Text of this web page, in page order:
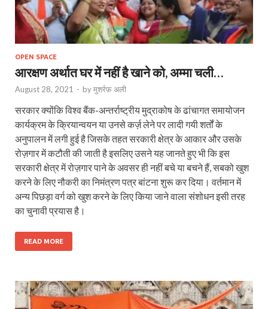
OPEN SPACE
आरक्षण अर्थात घर में नहीं है खाने को, अम्मा चली…
August 28, 2021 - byमुशर्रफ़ अली
सरकार क्योंकि विश्व बैंक-अन्तर्राष्ट्रीय मुद्राकोष के ढांचागत समायोजन
कार्यक्रम के क्रियान्‍वयन या उनसे कर्ज़ लेने पर लादी गयी शर्तों के
अनुपालन में लगी हुई है जिसके तहत सरकारी क्षेत्र के आकार और उसके
रोज़गार में कटौती की जाती है इसलिए उसने यह जानते हुए भी कि इस
सरकारी क्षेत्र में रोज़गार पाने के अवसर ही नहीं बचे या बचने हैं, सबको खुश
करने के लिए नौकरी का निमंत्रण पत्र बांटना शुरू कर दिया। वर्तमान में
अन्य पिछड़ा वर्ग को खुश करने के लिए किया जाने वाला संशोधन इसी तरह
का चुनावी प्रयास है।
READ MORE